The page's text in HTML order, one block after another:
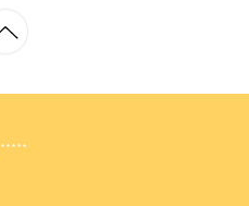
*****